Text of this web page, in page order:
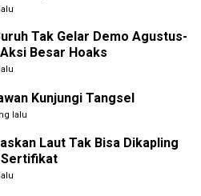
Tak Gelar Demo Agustus-
Besar Hoaks
Kunjungi Tangsel
lalu
Laut Tak Bisa Dikapling